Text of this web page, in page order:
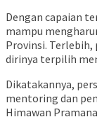
Dengan capaian
mampu
Provinsi.
dirinya terpilih
Dikatakannya,
mentoring dan
Himawan